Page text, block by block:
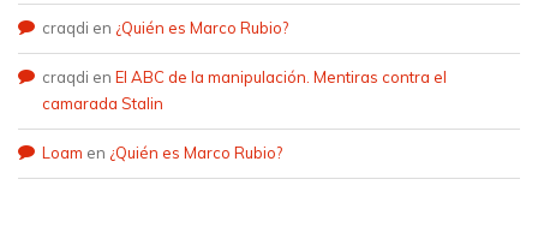
craqdi en ¿Quién es Marco Rubio?
craqdi en El ABC de la manipulación. Mentiras contra el
camarada Stalin
Loam en ¿Quién es Marco Rubio?